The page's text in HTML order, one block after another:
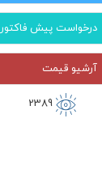
درخواست پیش فاکتور
آرشیو قیمت
2389